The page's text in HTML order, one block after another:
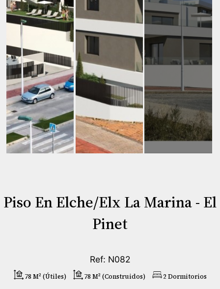
Piso En Elche/Elx La Marina - El
Pinet
Ref: N082
78 M² (útiles) 78 M² (construidos) 2 Dormitorios